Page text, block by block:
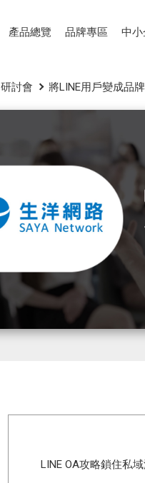
產品總覽 品牌專區 中
研討會 將LINE用戶變成品
LINE OA攻略鎖住私